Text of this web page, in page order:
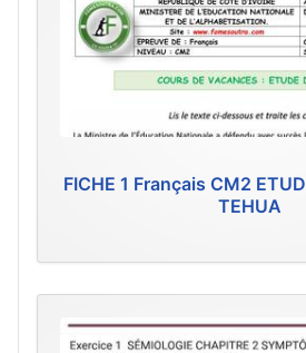
FICHE 1 Français CM2
TEHUA